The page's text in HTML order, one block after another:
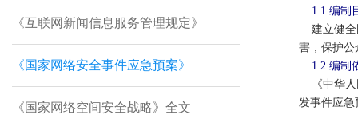
《互联网新闻信息服务管理规定》
《国家网络安全事件应急预案》
《国家网络空间安全战略》全文
1.1 编制
建立健全
害，保护公
1.2 编制
《中华人
发事件应急